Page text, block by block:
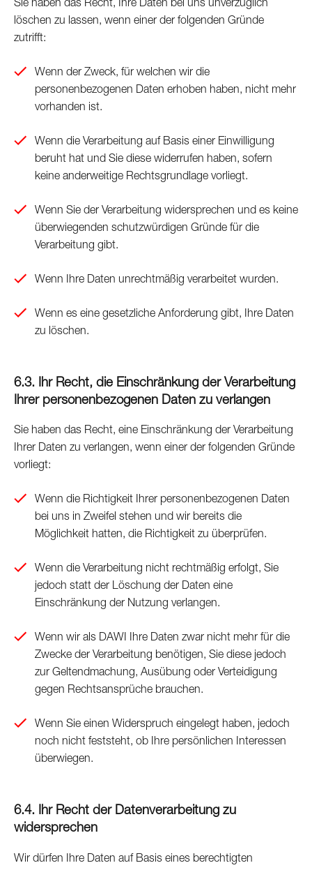
Sie haben das Recht, Ihre Daten bei uns unverzüglich
löschen zu lassen, wenn einer der folgenden Gründe
zutrifft:
Wenn der Zweck, für welchen wir die
personenbezogenen Daten erhoben haben, nicht mehr
vorhanden ist.
Wenn die Verarbeitung auf Basis einer Einwilligung
beruht hat und Sie diese widerrufen haben, sofern
keine anderweitige Rechtsgrundlage vorliegt.
Wenn Sie der Verarbeitung widersprechen und es keine
überwiegenden schutzwürdigen Gründe für die
Verarbeitung gibt.
Wenn Ihre Daten unrechtmäßig verarbeitet wurden.
Wenn es eine gesetzliche Anforderung gibt, Ihre Daten
zu löschen.
6.3. Ihr Recht, die Einschränkung der Verarbeitung
Ihrer personenbezogenen Daten zu verlangen
Sie haben das Recht, eine Einschränkung der Verarbeitung
Ihrer Daten zu verlangen, wenn einer der folgenden Gründe
vorliegt:
Wenn die Richtigkeit Ihrer personenbezogenen Daten
bei uns in Zweifel stehen und wir bereits die
Möglichkeit hatten, die Richtigkeit zu überprüfen.
Wenn die Verarbeitung nicht rechtmäßig erfolgt, Sie
jedoch statt der Löschung der Daten eine
Einschränkung der Nutzung verlangen.
Wenn wir als DAWI Ihre Daten zwar nicht mehr für die
Zwecke der Verarbeitung benötigen, Sie diese jedoch
zur Geltendmachung, Ausübung oder Verteidigung
gegen Rechtsansprüche brauchen.
Wenn Sie einen Widerspruch eingelegt haben, jedoch
noch nicht feststeht, ob Ihre persönlichen Interessen
überwiegen.
6.4. Ihr Recht der Datenverarbeitung zu
widersprechen
Wir dürfen Ihre Daten auf Basis eines berechtigten